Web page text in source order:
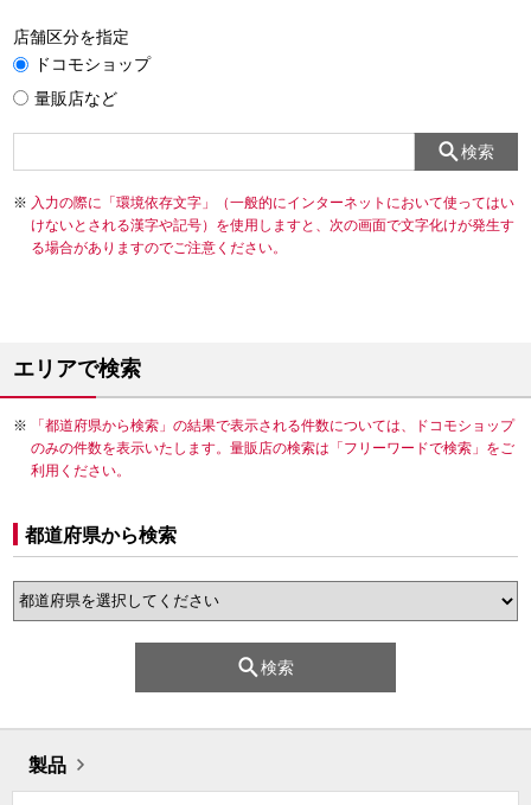
店舗区分を指定
ドコモショップ
量販店など
検索
入力の際に「環境依存文字」（一般的にインターネットにおいて使ってはい
けないとされる漢字や記号）を使用しますと、次の画面で文字化けが発生す
る場合がありますのでご注意ください。
エリアで検索
「都道府県から検索」の結果で表示される件数については、ドコモショップ
のみの件数を表示いたします。量販店の検索は「フリーワードで検索」をご
利用ください。
都道府県から検索
検索
製品